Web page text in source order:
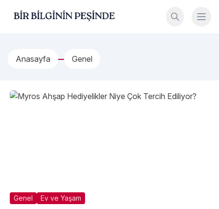
Bir Bilginin Peşinde!
Anasayfa Genel
Genel Ev ve Yaşam